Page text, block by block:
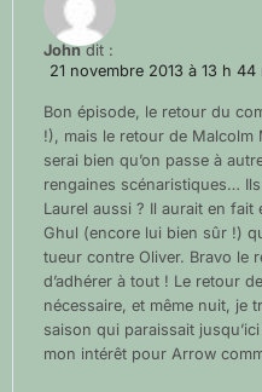
John dit :
21 novembre 2013 à 13 h 44
Bon épisode, le retour du
!), mais le retour de Malcolm
serai bien qu’on passe à
rengaines scénaristiques…
Laurel aussi ? Il aurait en fait
Ghul (encore lui bien sûr !)
tueur contre Oliver. Bravo le
d’adhérer à tout ! Le retour
nécessaire, et même nuit, je
saison qui paraissait
mon intérêt pour Arrow